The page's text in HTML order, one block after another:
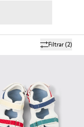
Filtrar(2)